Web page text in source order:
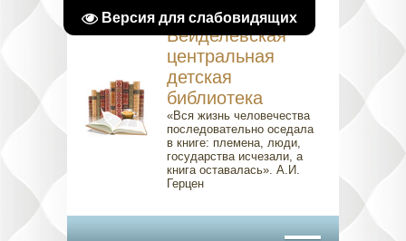
Версия для слабовидящих
Вейделевская
центральная
детская
библиотека
«Вся жизнь человечества
последовательно оседала
в книге: племена, люди,
государства исчезали, а
книга оставалась». А.И.
Герцен